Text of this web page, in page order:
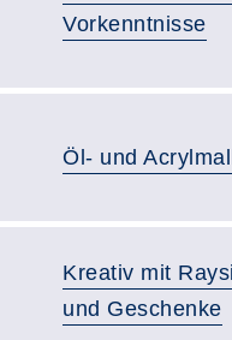
Vorkenntnisse
Öl- und
Kreativ mit
und Geschenke